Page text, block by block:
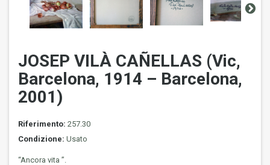
JOSEP VILÀ CAÑELLAS (Vic,
Barcelona, 1914 – Barcelona,
2001)
Riferimento: 257.30
Condizione: Usato
“Ancora vita ”.